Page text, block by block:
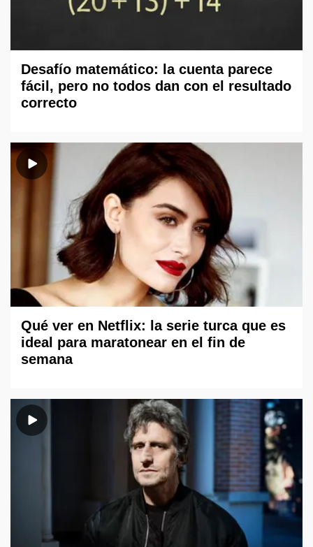
Desafío matemático: la cuenta parece
fácil, pero no todos dan con el resultado
correcto
Qué ver en Netflix: la serie turca que es
ideal para maratonear en el fin de
semana